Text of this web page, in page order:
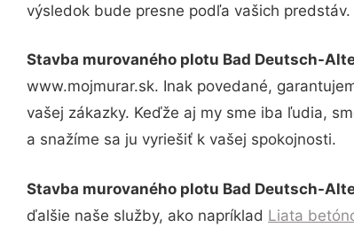
výsledok bude presne podľa vašich predstáv.
Stavba murovaného plotu Bad Deutsch-
www.mojmurar.sk. Inak povedané,
vašej zákazky. Keďže aj my sme iba ľudia,
a snažíme sa ju vyriešiť k vašej spokojnosti.
Stavba murovaného plotu Bad Deutsch-
ďalšie naše služby, ako napríklad Liata